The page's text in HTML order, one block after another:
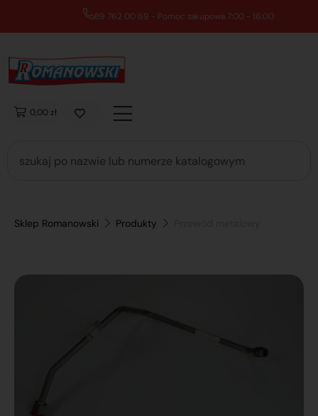
89 762 00 69 - Pomoc zakupowa 7:00 - 16:00
0,00 zł
Sklep Romanowski Produkty